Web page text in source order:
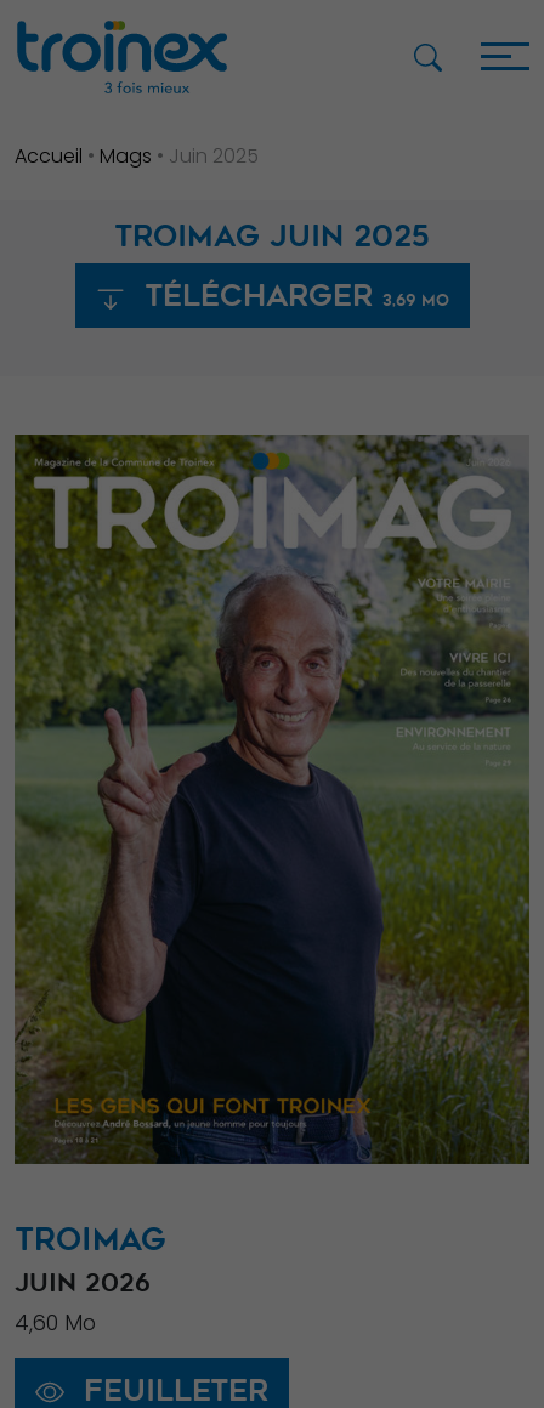
Accueil • Mags • Juin 2025
TROIMAG JUIN 2025
Télécharger
3,69 Mo
TROIMAG
JUIN 2026
4,60 Mo
Feuilleter